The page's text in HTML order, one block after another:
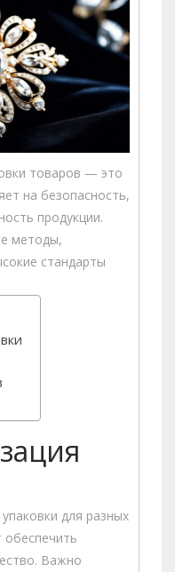
товаров — это
на безопасность,
продукции.
методы,
стандарты
для разных
обеспечить
Важно